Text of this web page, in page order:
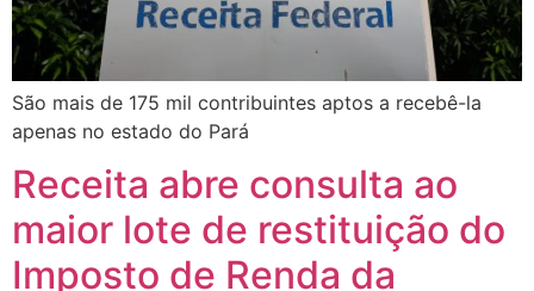
São mais de 175 mil contribuintes aptos a recebê-la
apenas no estado do Pará
Receita abre consulta ao
maior lote de restituição do
Imposto de Renda da